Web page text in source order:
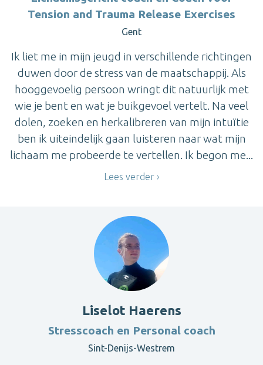
Tension and Trauma Release Exercises
Gent
Ik liet me in mijn jeugd in verschillende richtingen
duwen door de stress van de maatschappij. Als
hooggevoelig persoon wringt dit natuurlijk met
wie je bent en wat je buikgevoel vertelt. Na veel
dolen, zoeken en herkalibreren van mijn intuïtie
ben ik uiteindelijk gaan luisteren naar wat mijn
lichaam me probeerde te vertellen. Ik begon me...
Lees verder
Liselot Haerens
Stresscoach en Personal coach
Sint-Denijs-Westrem